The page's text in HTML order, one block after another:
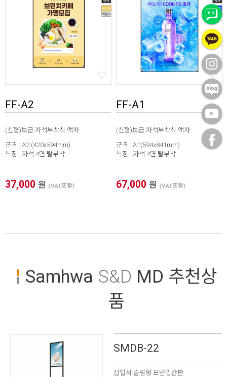
* 가로(W) X 세로(H) / 기재 사이즈 단위 mm 프레임 사이즈 자
동 계산하기(이미지 출력 / 보이는 화면)
2. 프레임 외곽 사이즈 X
3. 이미지 출력 사이즈 X
FF-A2
(신형)보급 자석부착식 액자
규격 : A2 (420x594mm)
특징 : 자석 4면 탈부착
37,000 원 (VAT포함)
FF-A1
(신형)보급 자석부착식 액자
규격 : A1(594x841mm)
특징 : 자석 4면 탈부착
67,000 원 (VAT포함)
Samhwa S&D MD 추천상
품
SMDB-22
삽입식 슬림형 모던입간판